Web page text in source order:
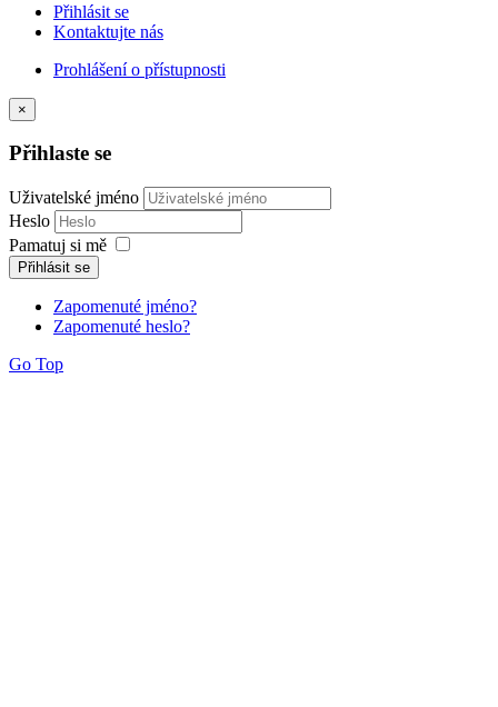
Přihlásit se
Kontaktujte nás
Prohlášení o přístupnosti
×
Přihlaste se
Uživatelské jméno
Heslo
Pamatuj si mě
Přihlásit se
Zapomenuté jméno?
Zapomenuté heslo?
Go Top